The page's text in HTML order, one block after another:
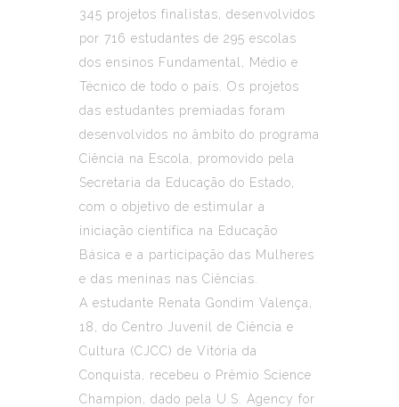
345 projetos finalistas, desenvolvidos
por 716 estudantes de 295 escolas
dos ensinos Fundamental, Médio e
Técnico de todo o país. Os projetos
das estudantes premiadas foram
desenvolvidos no âmbito do programa
Ciência na Escola, promovido pela
Secretaria da Educação do Estado,
com o objetivo de estimular a
iniciação científica na Educação
Básica e a participação das Mulheres
e das meninas nas Ciências.
A estudante Renata Gondim Valença,
18, do Centro Juvenil de Ciência e
Cultura (CJCC) de Vitória da
Conquista, recebeu o Prêmio Science
Champion, dado pela U.S. Agency for